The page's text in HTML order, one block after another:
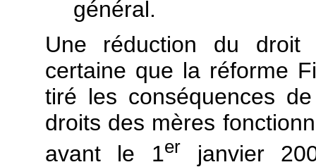
général.
Une réduction du droit
certaine que la réforme
tiré les conséquences
droits des mères
avant le 1erjanvier